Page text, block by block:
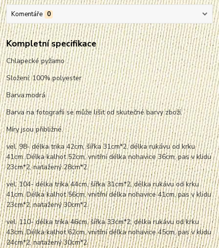
Komentáře 0
Kompletní specifikace
Chlapecké pyžamo .
Složení: 100% polyester
Barva:modrá
Barva na fotografii se může lišit od skutečné barvy zboží.
Míry jsou přibližné.
vel. 98- délka trika 42cm, šířka 31cm*2, délka rukávu od krku
41cm. Délka kalhot 52cm, vnitřní délka nohavice 36cm, pas v klidu
23cm*2,natažený 28cm*2.
vel. 104- délka trika 44cm, šířka 31cm*2, délka rukávu od krku
41cm. Délka kalhot 56cm, vnitřní délka nohavice 41cm, pas v klidu
23cm*2,natažený 30cm*2.
vel. 110- délka trika 46cm, šířka 33cm*2, délka rukávu od krku
43cm. Délka kalhot 62cm, vnitřní délka nohavice 45cm, pas v klidu
24cm*2,natažený 30cm*2.